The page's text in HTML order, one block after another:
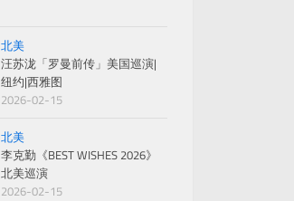
北美
汪苏泷「罗曼前传」美国巡演|
纽约|西雅图
2026-02-15
北美
李克勤《BEST WISHES 2026》
北美巡演
2026-02-15